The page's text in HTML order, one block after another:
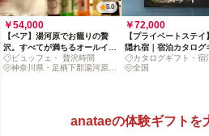
5.0
￥54,000
【ペア】湯河原でお籠りの贅
沢。すべてが満ちるオールイン
クルーシブ紀行
ビュッフェ・ 贅沢時間
神奈川県・足柄下郡湯河原町
￥72,000
【プライベートステイ
隠れ宿｜宿泊カタログ
カタログギフト・宿
全国
anataeの体験ギフトを